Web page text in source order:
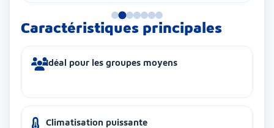
Caractéristiques principales
Idéal pour les groupes moyens
Climatisation puissante